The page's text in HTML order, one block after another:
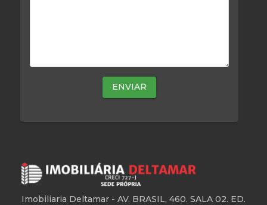
Imobiliaria Deltamar - AV. BRASIL, 460. SALA 02. ED.